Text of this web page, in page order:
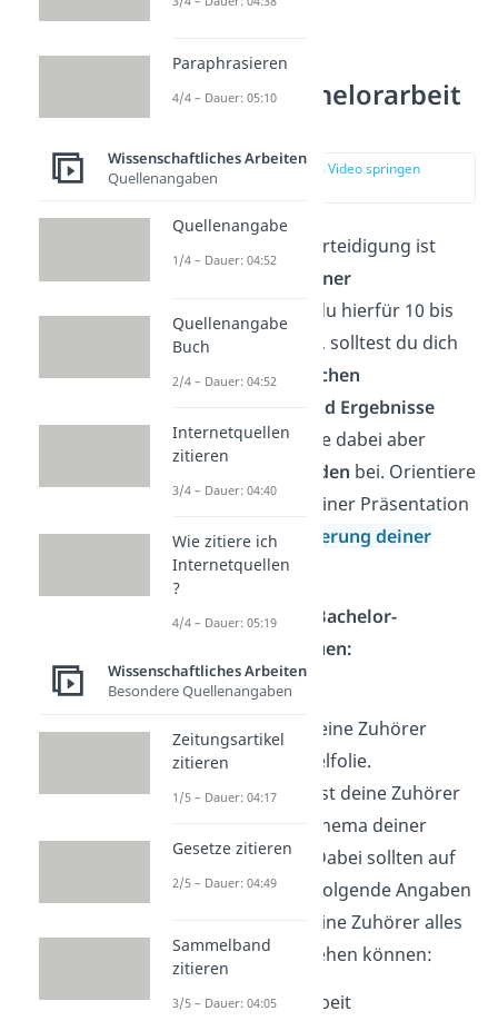
Aufbau – Bachelorarbeit
Präsentation
zur Stelle im Video springen
der Verteidigung ist
die
Präsentation deiner
Bachelorarbeit
. Da du hierfür 10 bis
20 Minuten Zeit hast, solltest du dich
nur auf diewesentlichen
Hauptargumente und Ergebnisse
beschränken. Behalte dabei aber
roten Faden bei. Orientiere
dich beim Aufbau deiner Präsentation
einfach an derGliederung deiner
Bachelorarbeit.
So kannst du deine
Bachelor-
Präsentation aufbauen:
Titelfolie:
Das Erste, was deine Zuhörer
sehen, ist die Titelfolie.
Begrüßezunächst deine Zuhörer
das Thema deiner
Bachelorarbeit. Dabei sollten auf
deiner Titelfolie folgende Angaben
stehen, damit deine Zuhörer alles
auf einen Blick sehen können:
Art deiner Arbeit
Paraphrasieren
4/4 – Dauer: 05:10
Wissenschaftliches Arbeiten
Quellenangaben
Quellenangabe
1/4 – Dauer: 04:52
Quellenangabe
Buch
2/4 – Dauer: 04:52
Internetquellen
zitieren
3/4 – Dauer: 04:40
Wie zitiere ich
Internetquellen
?
4/4 – Dauer: 05:19
Wissenschaftliches Arbeiten
Besondere Quellenangaben
Zeitungsartikel
zitieren
1/5 – Dauer: 04:17
Gesetze zitieren
2/5 – Dauer: 04:49
Sammelband
zitieren
3/5 – Dauer: 04:05